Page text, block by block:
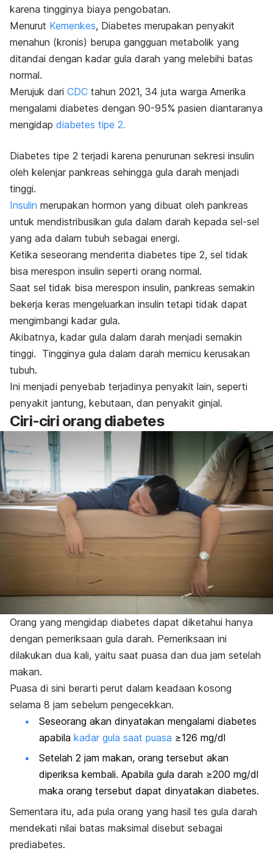
karena tingginya biaya pengobatan.
Menurut Kemenkes, Diabetes merupakan penyakit
menahun (kronis) berupa gangguan metabolik yang
ditandai dengan kadar gula darah yang melebihi batas
normal.
Merujuk dari CDC tahun 2021, 34 juta warga Amerika
mengalami diabetes dengan 90-95% pasien diantaranya
mengidap diabetes tipe 2.
Diabetes tipe 2 terjadi karena penurunan sekresi insulin
oleh kelenjar pankreas sehingga gula darah menjadi
tinggi.
Insulin merupakan hormon yang dibuat oleh pankreas
untuk mendistribusikan gula dalam darah kepada sel-sel
yang ada dalam tubuh sebagai energi.
Ketika seseorang menderita diabetes tipe 2, sel tidak
bisa merespon insulin seperti orang normal.
Saat sel tidak bisa merespon insulin, pankreas semakin
bekerja keras mengeluarkan insulin tetapi tidak dapat
mengimbangi kadar gula.
Akibatnya, kadar gula dalam darah menjadi semakin
tinggi. Tingginya gula dalam darah memicu kerusakan
tubuh.
Ini menjadi penyebab terjadinya penyakit lain, seperti
penyakit jantung, kebutaan, dan penyakit ginjal.
Ciri-ciri orang diabetes
Orang yang mengidap diabetes dapat diketahui hanya
dengan pemeriksaan gula darah. Pemeriksaan ini
dilakukan dua kali, yaitu saat puasa dan dua jam setelah
makan.
Puasa di sini berarti perut dalam keadaan kosong
selama 8 jam sebelum pengecekkan.
Seseorang akan dinyatakan mengalami diabetes
apabila kadar gula saat puasa ≥126 mg/dl
Setelah 2 jam makan, orang tersebut akan
diperiksa kembali. Apabila gula darah ≥200 mg/dl
maka orang tersebut dapat dinyatakan diabetes.
Sementara itu, ada pula orang yang hasil tes gula darah
mendekati nilai batas maksimal disebut sebagai
prediabetes.